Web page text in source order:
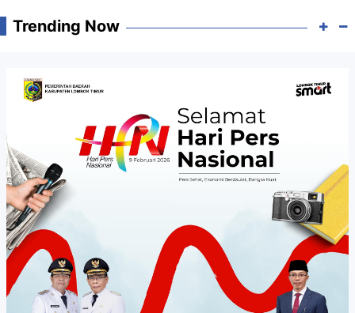
Trending Now